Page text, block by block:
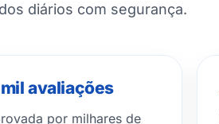
diários com segurança.
avaliações
por milhares de